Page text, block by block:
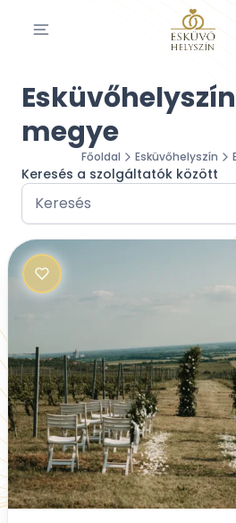
megye
Főoldal Esküvőhelyszín
Keresés a szolgáltatók között